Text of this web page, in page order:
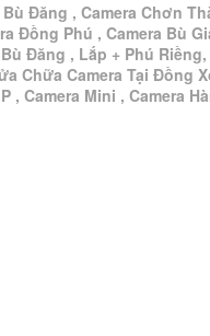
Đăng , Camera Chơn
Đồng Phú , Camera Bù
Đăng , Lắp + Phú
Chữa Camera Tại Đồng
, Camera Mini , Camera